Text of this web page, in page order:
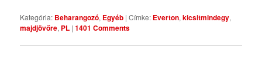
Kategória: Beharangozó, Egyéb |Címke: Everton,kicsitmindegy,
majdjövőre, PL |1401 Comments